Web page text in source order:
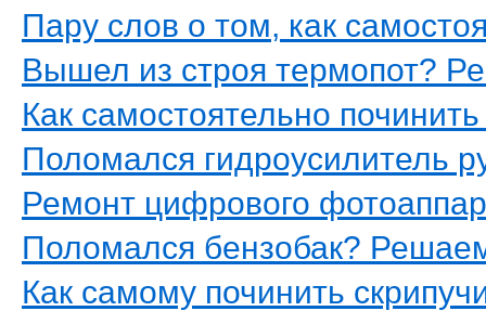
Пару слов о том, как
Вышел из строя термопот?
Как самостоятельно
Поломался гидроусилитель
Ремонт цифрового
Поломался бензобак?
Как самому починить